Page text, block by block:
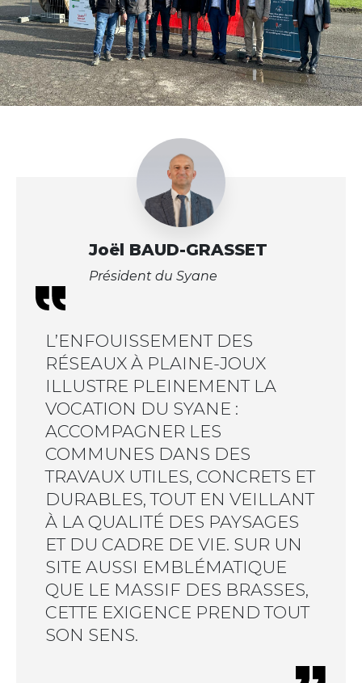
Joël BAUD-GRASSET
Président du Syane
L’ENFOUISSEMENT DES
RÉSEAUX À PLAINE-JOUX
ILLUSTRE PLEINEMENT LA
VOCATION DU SYANE :
ACCOMPAGNER LES
COMMUNES DANS DES
TRAVAUX UTILES, CONCRETS ET
DURABLES, TOUT EN VEILLANT
À LA QUALITÉ DES PAYSAGES
ET DU CADRE DE VIE. SUR UN
SITE AUSSI EMBLÉMATIQUE
QUE LE MASSIF DES BRASSES,
CETTE EXIGENCE PREND TOUT
SON SENS.